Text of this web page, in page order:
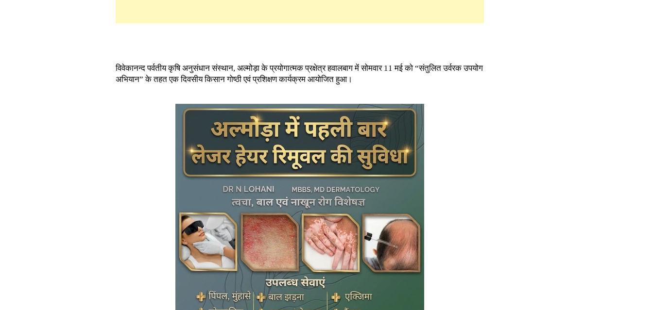
विवेकानन्द पर्वतीय कृषि अनुसंधान संस्थान, अल्मोड़ा के प्रयोगात्मक प्रक्षेत्र हवालबाग में सोमवार 11 मई को “संतुलित उर्वरक उपयोग
अभियान” के तहत एक दिवसीय किसान गोष्ठी एवं प्रशिक्षण कार्यक्रम आयोजित हुआ।